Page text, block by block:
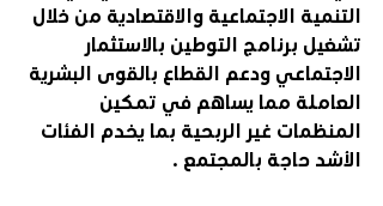
التنمية الاجتماعية والاقتصادية من خلال
تشغيل برنامج التوطين بالاستثمار
الاجتماعي ودعم القطاع بالقوى البشرية
العاملة مما يساهم في تمكين
المنظمات غير الربحية بما يخدم الفئات
الأشد حاجة بالمجتمع .